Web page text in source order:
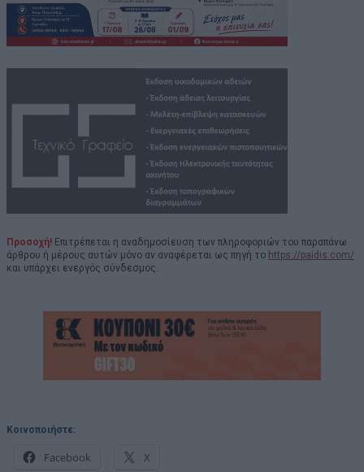
Προσοχή! Επιτρέπεται η αναδημοσίευση των πληροφοριών του παραπάνω
άρθρου ή μέρους αυτών μόνο αν αναφέρεται ως πηγή το https://paidis.com/
και υπάρχει ενεργός σύνδεσμος.
Κοινοποιήστε:
Facebook X